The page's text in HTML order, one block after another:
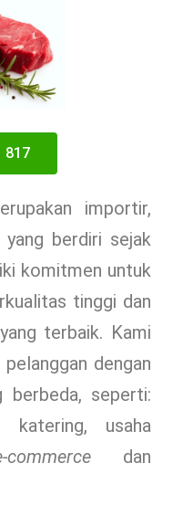
817
importir,
berdiri sejak
komitmen untuk
tinggi dan
terbaik. Kami
dengan
berbeda, seperti:
usaha
commercedan